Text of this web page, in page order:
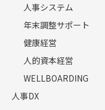
人事システム
年末調整サポート
健康経営
人的資本経営
WELLBOARDING
人事DX
こす大きな要因と
るリモートワーク
スを軽減するかの
ミュニケーション
いるという報告も